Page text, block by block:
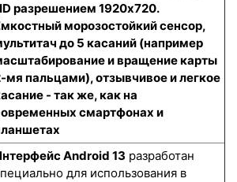
разрешением 1920x720.
морозостойкий сенсор,
до 5 касаний (например
и вращение карты
мя пальцами), отзывчивое и легкое
- так же, как на
смартфонах и
Android 13 разработан
для использования в